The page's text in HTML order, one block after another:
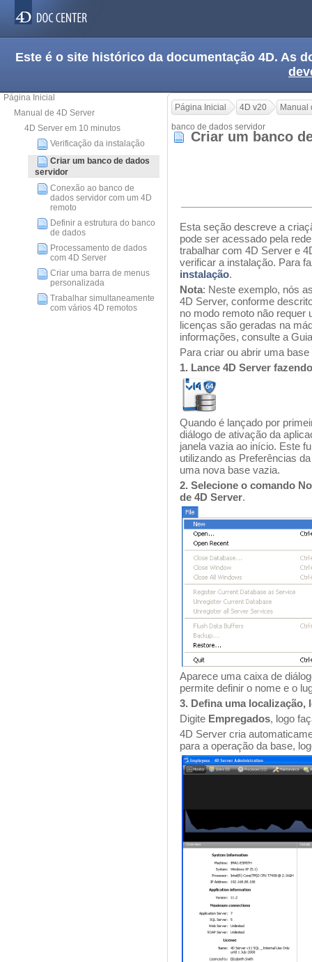
Este é o site histórico da documentação 4D. As
Página Inicial
Manual de 4D Server
4D Server em 10 minutos
Verificação da instalação
Criar um banco de dados
servidor
Conexão ao banco de
dados servidor com um 4D
remoto
Definir a estrutura do banco
de dados
Processamento de dados
com 4D Server
Criar uma barra de menus
personalizada
Trabalhar simultaneamente
com vários 4D remotos
Página Inicial 4D v20
Manual
banco de dados servidor
Criar um banco
Esta seção descreve a
pode ser acessado pela
trabalhar com 4D Server e
verificar a instalação. Para
instalação.
Nota: Neste exemplo, nós
4D Server, conforme
no modo remoto não requer
licenças são geradas na
informações, consulte a
Para criar ou abrir uma
1. Lance 4D Server
Quando é lançado por
diálogo de ativação da
janela vazia ao início. Este
utilizando as Preferências
uma nova base vazia.
2. Selecione o comando
de 4D Server.
Aparece uma caixa de
permite definir o nome e o
3. Defina uma localização,
Digite Empregados, logo
4D Server cria
para a operação da base,